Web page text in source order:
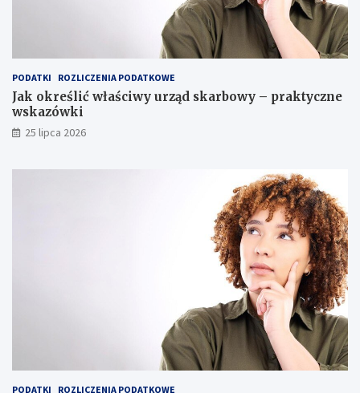
PODATKI ROZLICZENIA PODATKOWE
Jak określić właściwy urząd skarbowy – praktyczne
wskazówki
25 lipca 2026
PODATKI ROZLICZENIA PODATKOWE